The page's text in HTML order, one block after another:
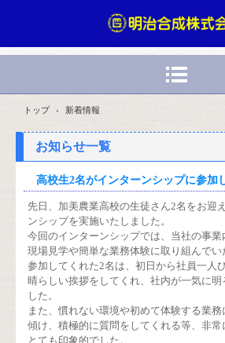
トップ › 新着情報
お知らせ一覧
高校生2名がインターンシップに参加
先日、加美農業高校の生徒さん2名をお迎
ンシップを実施いたしました。
今回のインターンシップでは、当社の事業
現場見学や簡単な業務体験に取り組んでい
参加してくれた2名は、初日から社員一人
晴らしい挨拶をしてくれ、社内が一気に明
した。
また、慣れない環境や初めて体験する業
傾け、積極的に質問をしてくれる等、非
とても印象的でした。